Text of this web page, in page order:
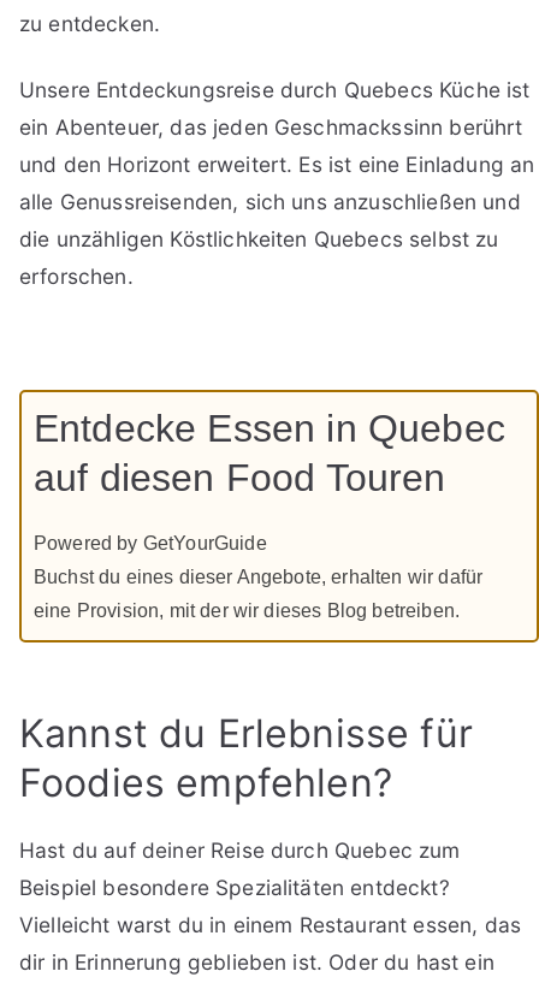
zu entdecken.
Unsere Entdeckungsreise durch Quebecs Küche ist
ein Abenteuer, das jeden Geschmackssinn berührt
und den Horizont erweitert. Es ist eine Einladung an
alle Genussreisenden, sich uns anzuschließen und
die unzähligen Köstlichkeiten Quebecs selbst zu
erforschen.
Entdecke Essen in Quebec
auf diesen Food Touren
Powered by GetYourGuide
Buchst du eines dieser Angebote, erhalten wir dafür
eine Provision, mit der wir dieses Blog betreiben.
Kannst du Erlebnisse für
Foodies empfehlen?
Hast du auf deiner Reise durch Quebec zum
Beispiel besondere Spezialitäten entdeckt?
Vielleicht warst du in einem Restaurant essen, das
dir in Erinnerung geblieben ist. Oder du hast ein